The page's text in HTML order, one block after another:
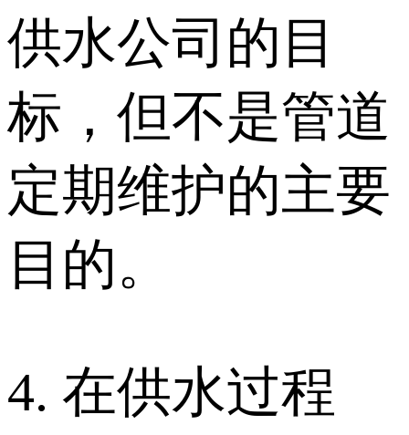
供水公司的目
标，但不是管道
定期维护的主要
目的。
4. 在供水过程